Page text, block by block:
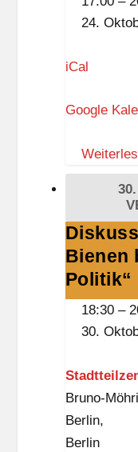
24.
iCal
Google
„Von
Bienen
bis
Bienen
Politik“
18:30 –
30.
Bruno-
Berlin,
Berlin